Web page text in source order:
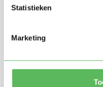
Statistieken
Marketing
in 2017, bedoeld om
brengen.